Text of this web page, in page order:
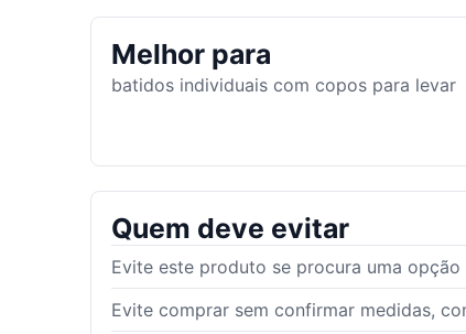
Melhor para
batidos individuais com copos para levar
Quem deve evitar
Evite este produto se procura uma
Evite comprar sem confirmar medidas,